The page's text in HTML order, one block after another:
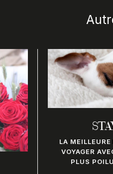
LA
VOYAGER
PLUS